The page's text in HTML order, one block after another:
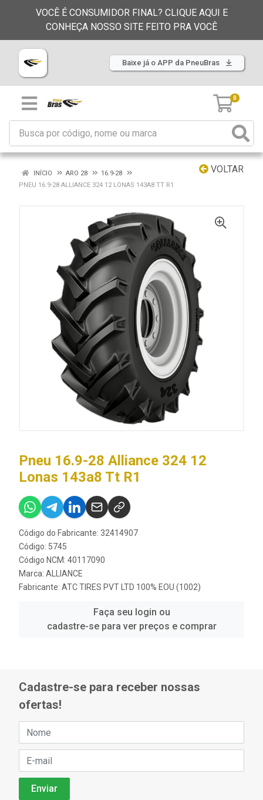
VOCÊ É CONSUMIDOR FINAL? CLIQUE AQUI E
CONHEÇA NOSSO SITE FEITO PRA VOCÊ
Baixe já o APP da PneuBras
0
VOLTAR
INÍCIO ARO 28
16.9-28
PNEU 16.9-28 ALLIANCE 324 12 LONAS 143A8 TT R1
Pneu 16.9-28 Alliance 324 12
Lonas 143a8 Tt R1
Código do Fabricante: 32414907
Código: 5745
Código NCM: 40117090
Marca: ALLIANCE
Fabricante: ATC TIRES PVT LTD 100% EOU (1002)
Faça seu login ou
cadastre-se para ver preços e comprar
Cadastre-se para receber nossas
ofertas!